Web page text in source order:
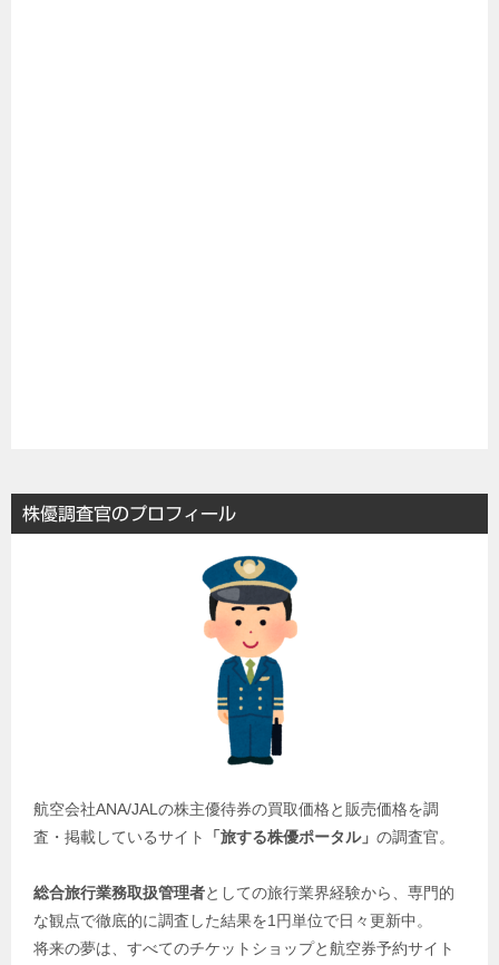
株優調査官のプロフィール
航空会社ANA/JALの株主優待券の買取価格と販売価格を調
査・掲載しているサイト
「旅する株優ポータル」 の調査官。
総合旅行業務取扱管理者としての旅行業界経験から、専門的
な観点で徹底的に調査した結果を1円単位で日々更新中。
将来の夢は、すべてのチケットショップと航空券予約サイト